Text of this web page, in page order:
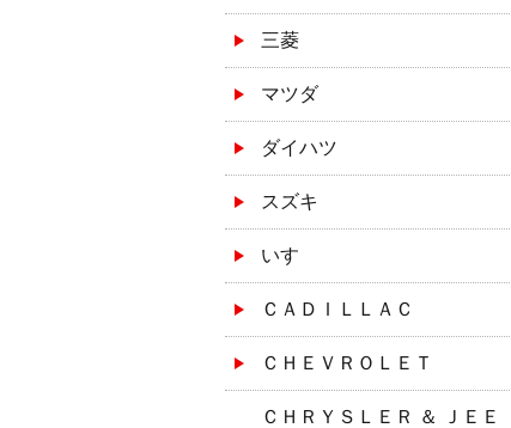
三菱
マツダ
ダイハツ
スズキ
いすゞ
ＣＡＤＩＬＬＡＣ
ＣＨＥＶＲＯＬＥＴ
ＣＨＲＹＳＬＥＲ ＆ ＪＥＥ